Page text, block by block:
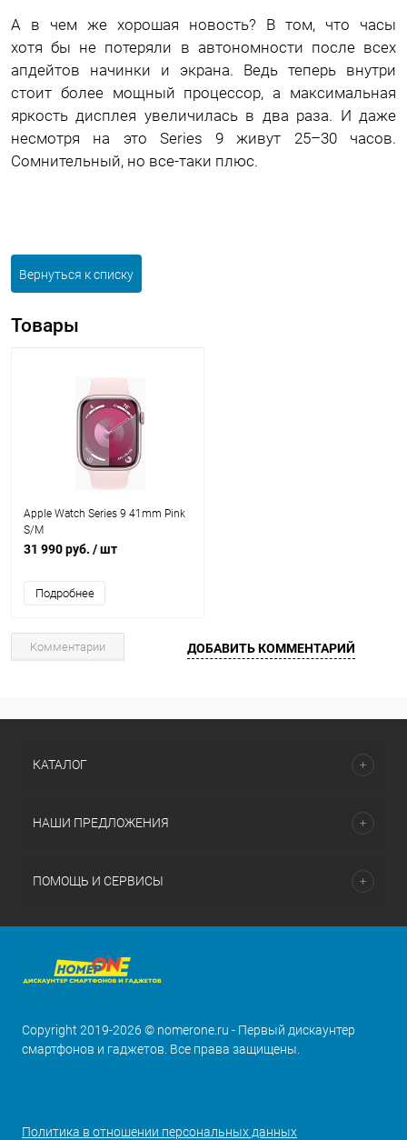
А в чем же хорошая новость? В том, что часы
хотя бы не потеряли в автономности после всех
апдейтов начинки и экрана. Ведь теперь внутри
стоит более мощный процессор, а максимальная
яркость дисплея увеличилась в два раза. И даже
несмотря на это Series 9 живут 25–30 часов.
Сомнительный, но все-таки плюс.
Вернуться к списку
Товары
Apple Watch Series 9 41mm Pink
S/M
31 990 руб. / шт
Подробнее
Комментарии ДОБАВИТЬ КОММЕНТАРИЙ
КАТАЛОГ
НАШИ ПРЕДЛОЖЕНИЯ
ПОМОЩЬ И СЕРВИСЫ
Copyright 2019-2026 © nomerone.ru - Первый дискаунтер
смартфонов и гаджетов. Все права защищены.
Политика в отношении персональных данных